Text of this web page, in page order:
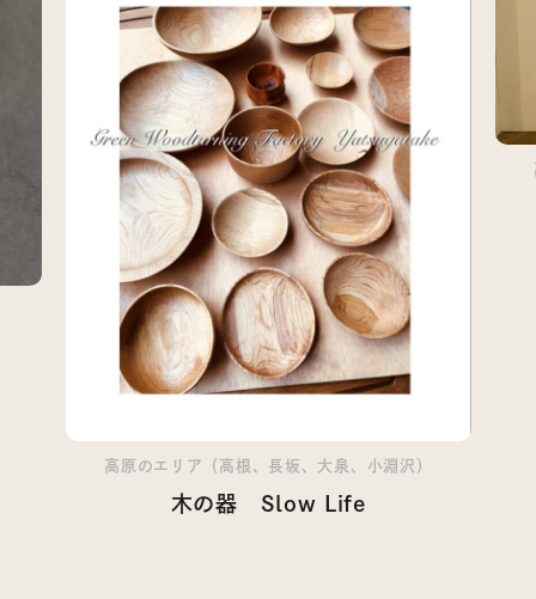
高原のエリア（高根、長坂、大泉、小淵沢）
木の器 Slow Life